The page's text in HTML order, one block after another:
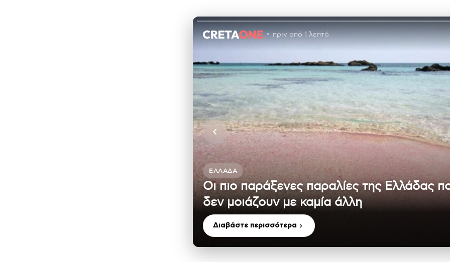
πριν από 1 λεπτό
ΕΛΛΆΔΑ
Οι πιο παράξενες παραλίες της Ελλάδας
δεν μοιάζουν με καμία άλλη
Διαβάστε περισσότερα